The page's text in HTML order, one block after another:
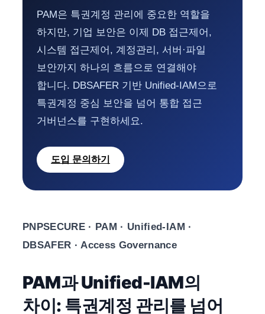
PAM은 특권계정 관리에 중요한 역할을
하지만, 기업 보안은 이제 DB 접근제어,
시스템 접근제어, 계정관리, 서버·파일
보안까지 하나의 흐름으로 연결해야
합니다. DBSAFER 기반 Unified-IAM으로
특권계정 중심 보안을 넘어 통합 접근
거버넌스를 구현하세요.
도입 문의하기
PNPSECURE · PAM · Unified-IAM ·
DBSAFER · Access Governance
PAM과 Unified-IAM의
차이: 특권계정 관리를 넘어